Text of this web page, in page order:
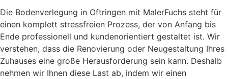
Die Bodenverlegung in Oftringen mit MalerFuchs steht für
einen komplett stressfreien Prozess, der von Anfang bis
Ende professionell und kundenorientiert gestaltet ist. Wir
verstehen, dass die Renovierung oder Neugestaltung Ihres
Zuhauses eine große Herausforderung sein kann. Deshalb
nehmen wir Ihnen diese Last ab, indem wir einen